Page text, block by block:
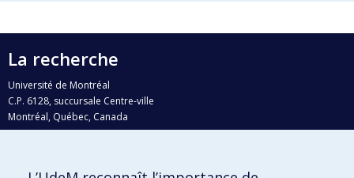
La recherche
Université de Montréal
C.P. 6128, succursale Centre-ville
Montréal, Québec, Canada
H3C 3J7